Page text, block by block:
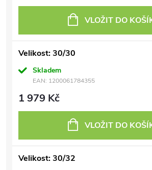
VLOŽIT DO
Velikost: 30/30
Skladem
EAN: 1200061784355
1 979 Kč
VLOŽIT DO
Velikost: 30/32